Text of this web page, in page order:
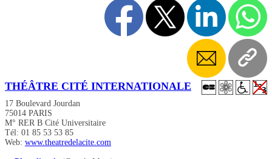
THÉÂTRE CITÉ INTERNATIONALE
17 Boulevard Jourdan
75014 PARIS
M° RER B Cité Universitaire
Tél: 01 85 53 53 85
Web: www.theatredelacite.com